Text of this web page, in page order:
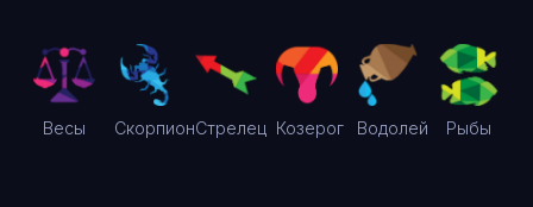
Весы СкорпионСтрелец Козерог Водолей Рыбы